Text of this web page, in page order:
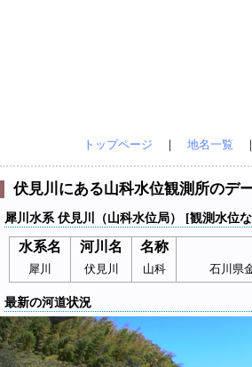
トップページ ｜ 地名一覧
伏見川にある山科水位観測所のデ
犀川水系 伏見川（山科水位局） [観測水位
水系名 河川名 名称
犀川 伏見川 山科 石川県
最新の河道状況